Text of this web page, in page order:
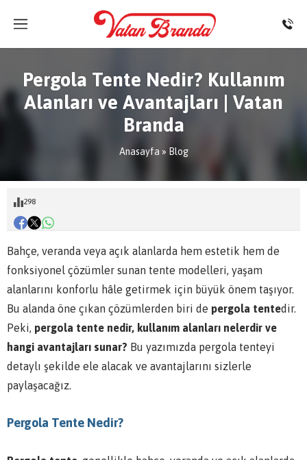
Pergola Tente Nedir? Kullanım
Alanları ve Avantajları | Vatan
Branda
Anasayfa » Blog
298
Bahçe, veranda veya açık alanlarda hem estetik hem de
fonksiyonel çözümler sunan tente modelleri, yaşam
alanlarını konforlu hâle getirmek için büyük önem taşıyor.
Bu alanda öne çıkan çözümlerden biri de pergola tentedir.
Peki, pergola tente nedir, kullanım alanları nelerdir ve
hangi avantajları sunar? Bu yazımızda pergola tenteyi
detaylı şekilde ele alacak ve avantajlarını sizlerle
paylaşacağız.
Pergola Tente Nedir?